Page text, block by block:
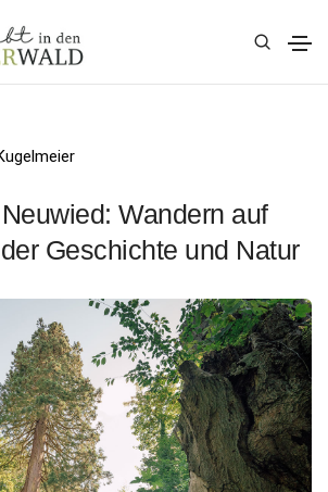
Wandern auf
Geschichte und Natur